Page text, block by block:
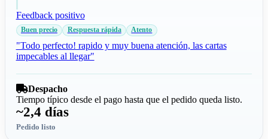
Feedback positivo
Buen precio Respuesta rápida Atento
"Todo perfecto! rapido y muy buena atención, las cartas
impecables al llegar"
Despacho
Tiempo típico desde el pago hasta que el pedido queda listo.
~2,4 días
Pedido listo